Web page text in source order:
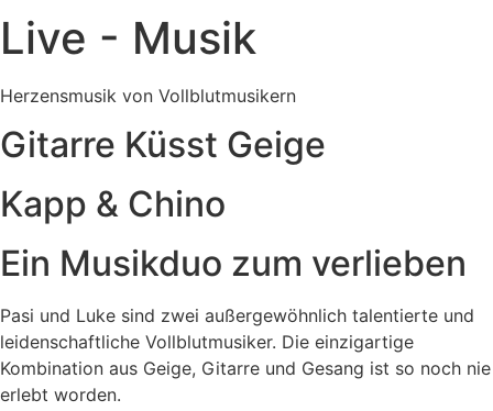
Live - Musik
Herzensmusik von Vollblutmusikern
Gitarre Küsst Geige
Kapp & Chino
Ein Musikduo zum verlieben
Pasi und Luke sind zwei außergewöhnlich talentierte und
leidenschaftliche Vollblutmusiker. Die einzigartige
Kombination aus Geige, Gitarre und Gesang ist so noch nie
erlebt worden.